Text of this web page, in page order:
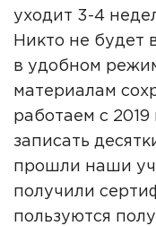
уходит 3-4
Никто не будет
в удобном
материалам
работаем с 2019
записать
прошли наши
получили
пользуются